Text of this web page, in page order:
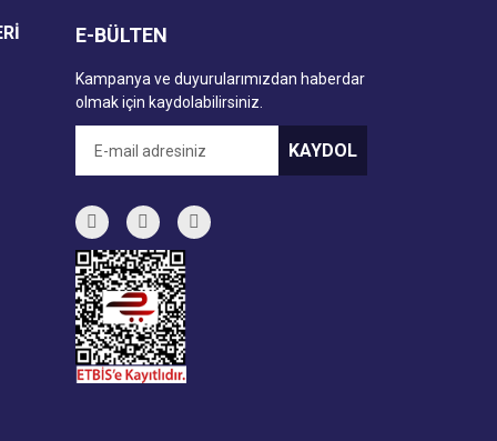
E-BÜLTEN
Kampanya ve duyurularımızdan haberdar
olmak için kaydolabilirsiniz.
KAYDOL